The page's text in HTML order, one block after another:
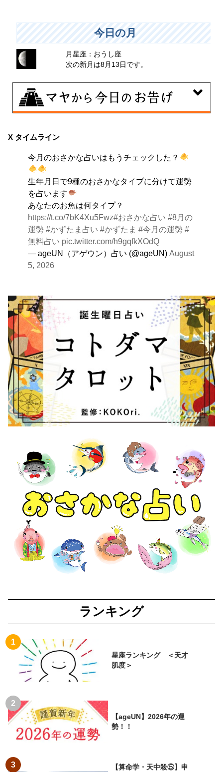
今日の月
月星座：おうし座
次の新月は8月13日です。
曖昧な気持ちで人と付き合うことはタブーとされる日。
です。
X タイムライン
今月のおさかな占いはもうチェックした？
生年月日で9種のおさかなタイプに分けて運勢
を占います
あなたのお魚は何タイプ？
https://t.co/7bK4Xu5Fwz#おさかな占い #8月の
運勢 #かずたま占い #かずたま #今月の運勢 #
無料占い pic.twitter.com/h9gqfkXOdQ
— ageUN（アゲウン）占い (@ageUN)August
5, 2026
ランキング
星座ランキング ＜天才
肌度＞
【ageUN】2026年の運
勢！！
【算命学・天中殺⑤】申